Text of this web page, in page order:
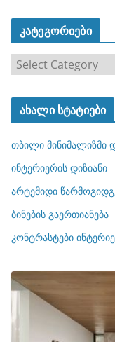
კატეგორიები
ტ
ო
რ
ბ
ი
ახალი სტატიები
თბილი მინიმალიზმი
ინტერიერის დიზიანი
არტემიდი
ბინების გაერთიანება
კონტრასტები